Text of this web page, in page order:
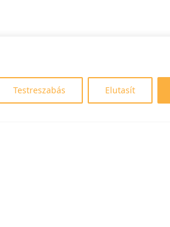
Testreszabás Elutasít